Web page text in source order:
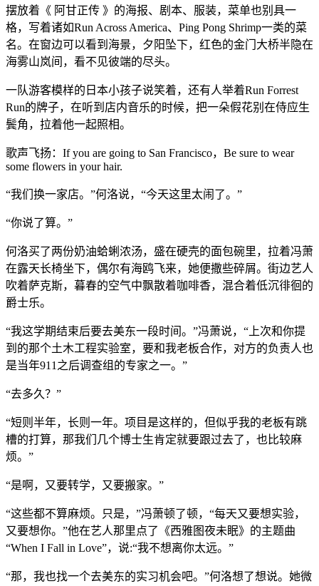
摆放着《 阿甘正传 》的海报、剧本、服装，菜单也别具一
格，写着诸如Run Across America、Ping Pong Shrimp一类的菜
名。在窗边可以看到海景，夕阳坠下，红色的金门大桥半隐在
海雾山岚间，看不见彼端的尽头。
一队游客模样的日本小孩子说笑着，还有人举着Run Forrest
Run的牌子，在听到店内音乐的时候，把一朵假花别在侍应生
鬓角，拉着他一起照相。
歌声飞扬：If you are going to San Francisco，Be sure to wear
some flowers in your hair.
“我们换一家店。”何洛说，“今天这里太闹了。”
“你说了算。”
何洛买了两份奶油蛤蜊浓汤，盛在硬壳的面包碗里，拉着冯萧
在露天长椅坐下，偶尔有海鸥飞来，她便撒些碎屑。街边艺人
吹着萨克斯，暮春的空气中飘散着咖啡香，混合着低沉徘徊的
爵士乐。
“我这学期结束后要去美东一段时间。”冯萧说，“上次和你提
到的那个土木工程实验室，要和我老板合作，对方的负责人也
是当年911之后调查组的专家之一。”
“去多久？”
“短则半年，长则一年。项目是这样的，但似乎我的老板有跳
槽的打算，那我们几个博士生肯定就要跟过去了，也比较麻
烦。”
“是啊，又要转学，又要搬家。”
“这些都不算麻烦。只是，”冯萧顿了顿，“每天又要想实验，
又要想你。”他在艺人那里点了《西雅图夜未眠》的主题曲
“When I Fall in Love”，说:“我不想离你太远。”
“那，我也找一个去美东的实习机会吧。”何洛想了想说。她微